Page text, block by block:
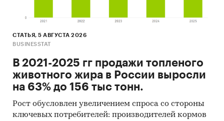
СТАТЬЯ, 5 АВГУСТА 2026
BUSINESSTAT
В 2021-2025 гг продажи топленого
животного жира в России выросли
на 63% до 156 тыс тонн.
Рост обусловлен увеличением спроса со стороны
ключевых потребителей: производителей кормов